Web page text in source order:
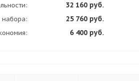
32 160 руб.
набора: 25 760 руб.
6 400 руб.